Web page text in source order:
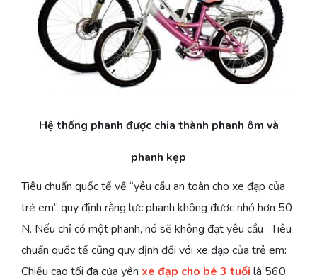
Hệ thống phanh được chia thành phanh ôm và
phanh kẹp
Tiêu chuẩn quốc tế về “yêu cầu an toàn cho xe đạp của
trẻ em” quy định rằng lực phanh không được nhỏ hơn 50
N. Nếu chỉ có một phanh, nó sẽ không đạt yêu cầu . Tiêu
chuẩn quốc tế cũng quy định đối với xe đạp của trẻ em:
Chiều cao tối đa của yên xe đạp cho bé 3 tuổi là 560